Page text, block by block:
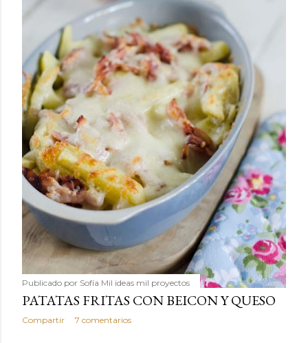
Publicado por Sofía Mil ideas mil proyectos
PATATAS FRITAS CON BEICON Y QUESO
Compartir 7 comentarios